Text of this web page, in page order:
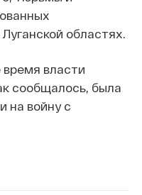
областях.
власти
сообщалось, была
на войну с